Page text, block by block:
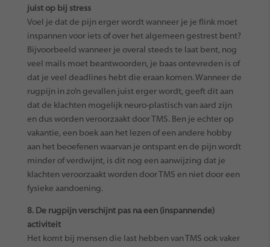
juist op bij stress
Voel je dat de pijn erger wordt wanneer je je flink moet
inspannen voor iets of over het algemeen gestrest bent?
Bijvoorbeeld wanneer je overal steeds te laat bent, nog
veel mails moet beantwoorden, je baas ontevreden is of
dat je veel deadlines hebt die eraan komen. Wanneer de
rugpijn in zo’n gevallen juist erger wordt, geeft dit aan
dat de klachten mogelijk neuro-plastisch van aard zijn
en dus worden veroorzaakt door TMS. Ben je echter op
vakantie, een boek aan het lezen of een andere hobby
aan het beoefenen waarvan je ontspant en de pijn wordt
minder of verdwijnt, is dit nog een aanwijzing dat je
klachten veroorzaakt worden door TMS en niet door een
fysieke aandoening.
8. De rugpijn verschijnt pas na een (inspannende)
activiteit
Het komt bij mensen die last hebben van TMS ook vaker